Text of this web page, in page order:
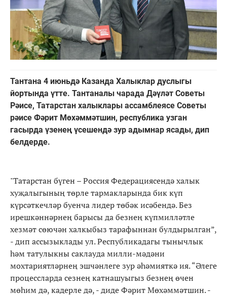
Тантана 4 июньдә Казанда Халыклар дуслыгы
йортында үтте. Тантаналы чарада Дәүләт Советы
Рәисе, Татарстан халыклары ассамблеясе Советы
рәисе Фәрит Мөхәммәтшин, республика узган
гасырда үзенең үсешендә зур адымнар ясады, дип
белдерде.
"Татарстан бүген – Россия Федерациясендә халык
хуҗалыгының төрле тармакларында бик күп
күрсәткечләр буенча лидер төбәк исәбендә. Без
ирешкәннәрнең барысы да безнең күпмилләтле
хезмәт сөючән халкыбыз тарафыннан булдырылган”,
- дип ассызыклады ул. Республикадагы тынычлык
һәм татулыкны саклауда милли-мәдәни
мохтариятләрнең эшчәнлеге зур әһәмияткә ия. “Әлеге
процессларда сезнең катнашуыгыз безнең өчен
мөһим дә, кадерле дә, - диде Фәрит Мөхәммәтшин. -